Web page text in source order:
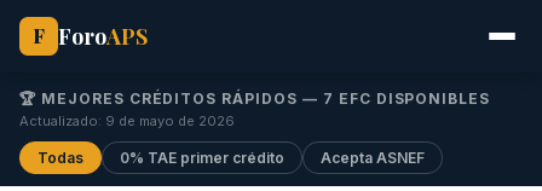
F ForoAPS
🏆 MEJORES CRÉDITOS RÁPIDOS — 7 EFC DISPONIBLES
Actualizado: 9 de mayo de 2026
Todas 0% TAE primer crédito Acepta ASNEF